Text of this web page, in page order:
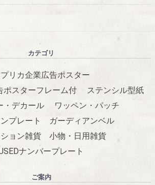
カテゴリ
リカ企業広告ポスター
ポスターフレーム付
ステンシル型紙
・デカール
ワッペン・パッチ
プレート
ガーディアンベル
ョン雑貨
小物・日用雑貨
ナンバープレート
ご案内